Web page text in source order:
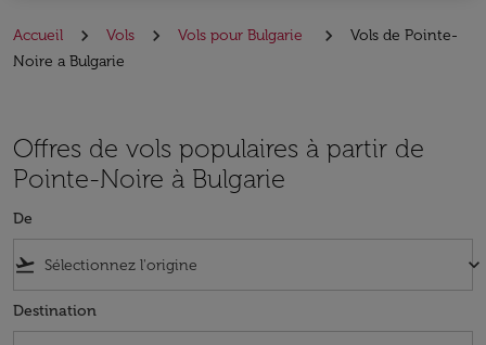
Accueil Vols Vols pour Bulgarie
Vols de Pointe-
Noire a Bulgarie
Offres de vols populaires à partir de
Pointe-Noire à Bulgarie
De
flight_takeoff keyboard_arrow_down
Destination